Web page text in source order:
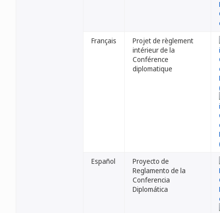
Français
Projet de règlement
intérieur de la
Conférence
diplomatique
Español
Proyecto de
Reglamento de la
Conferencia
Diplomática